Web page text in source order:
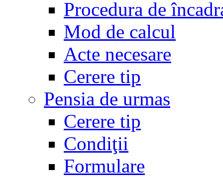
Procedura de
Mod de calcul
Acte necesare
Cerere tip
Pensia de urmas
Cerere tip
Condiţii
Formulare